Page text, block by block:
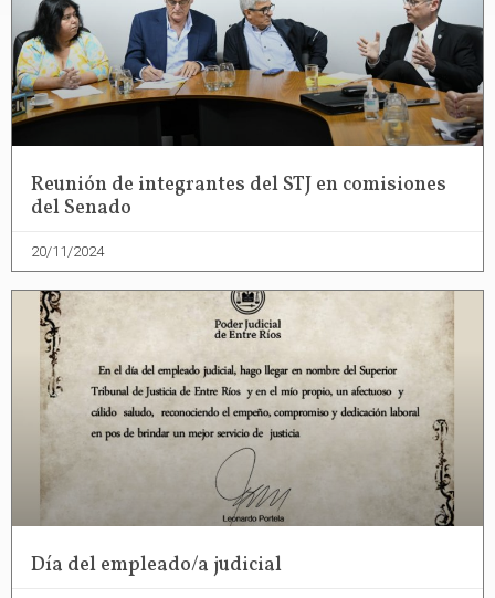
Reunión de integrantes del STJ en comisiones
del Senado
20/11/2024
Día del empleado/a judicial